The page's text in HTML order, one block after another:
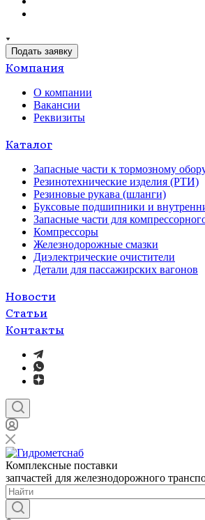
Подать заявку
Компания
О компании
Вакансии
Реквизиты
Каталог
Запасные части к тормозному
Резинотехнические изделия (РТИ)
Резиновые рукава (шланги)
Буксовые подшипники и
Запасные части для
Компрессоры
Железнодорожные смазки
Диэлектрические очистители
Детали для пассажирских вагонов
Новости
Статьи
Контакты
Комплексные поставки
запчастей для железнодорожного